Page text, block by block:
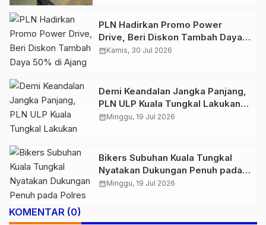
PLN Hadirkan Promo Power
Drive, Beri Diskon Tambah Daya
50% di Ajang GIIAS 2026
calendar_monthKamis, 30 Jul 2026
Demi Keandalan Jangka Panjang,
PLN ULP Kuala Tungkal Lakukan
Pemeliharaan Jaringan Berkala
calendar_monthMinggu, 19 Jul 2026
Bikers Subuhan Kuala Tungkal
Nyatakan Dukungan Penuh pada
Polres Tanjab Barat Berantas
calendar_monthMinggu, 19 Jul 2026
KOMENTAR (0)